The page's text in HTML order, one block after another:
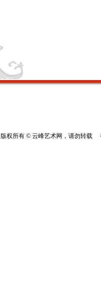
版权所有 © 云峰艺术网，请勿转载